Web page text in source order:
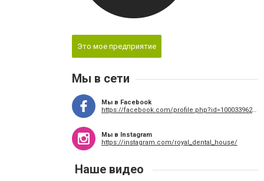
Это мое предприятие
Мы в сети
Мы в Facebook
https://facebook.com/profile.php?id=100033962762997&ref=bookmarks
Мы в Instagram
https://instagram.com/royal_dental_house/
Наше видео